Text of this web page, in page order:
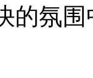
的氛